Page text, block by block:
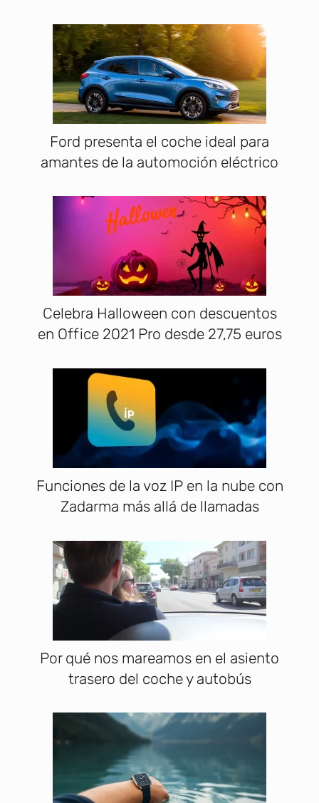
Ford presenta el coche ideal para
amantes de la automoción eléctrico
Celebra Halloween con descuentos
en Office 2021 Pro desde 27,75 euros
Funciones de la voz IP en la nube con
Zadarma más allá de llamadas
Por qué nos mareamos en el asiento
trasero del coche y autobús